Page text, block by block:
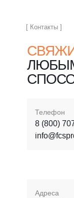
Адреса
Телефон
8 (800)
[ Контакты ]